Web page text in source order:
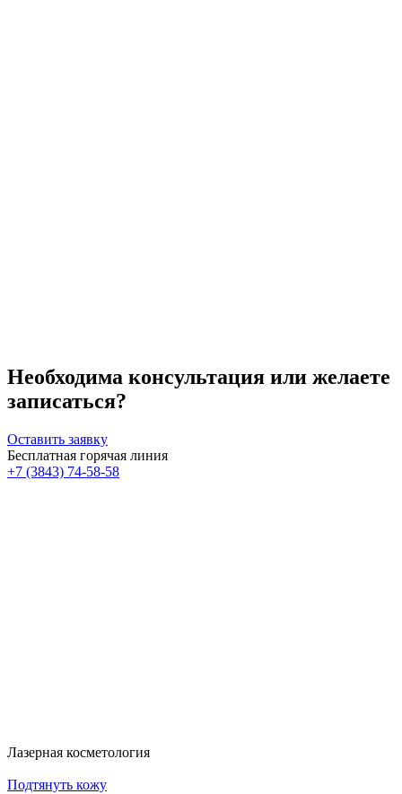
Необходима консультация или желаете
записаться?
Оставить заявку
Бесплатная горячая линия
+7 (3843) 74-58-58
Лазерная косметология
Подтянуть кожу